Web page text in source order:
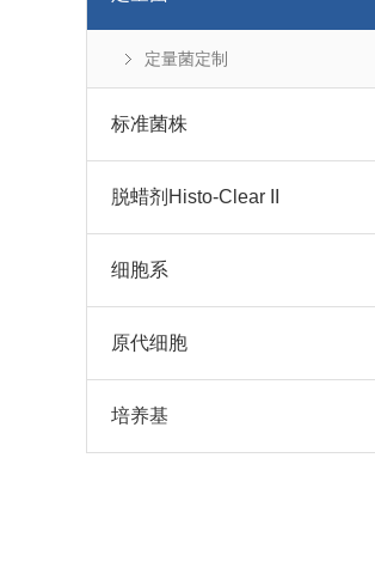
定量菌定制
标准菌株
脱蜡剂Histo-Clear II
细胞系
原代细胞
培养基